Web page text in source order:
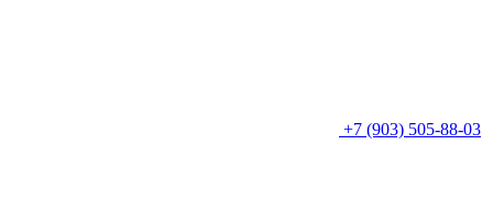
+7 (903) 505-88-03